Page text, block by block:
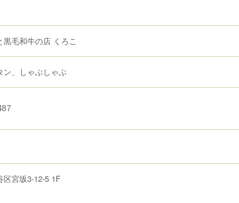
黒毛和牛の店 くろこ
ン、しゃぶしゃぶ
区宮坂3-12-5 1F